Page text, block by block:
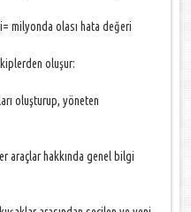
milyonda olası hata değeri
oluşur:
oluşturup, yöneten
araçlar hakkında genel bilgi